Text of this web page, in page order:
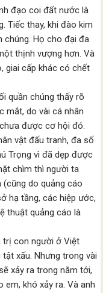
đạo coi đất nước là
Tiếc thay, khi đào kim
chúng. Họ cho đại đa
thịnh vượng hơn. Và
giai cấp khác có chết
quần chúng thấy rõ
mắt, do vài cá nhân
được cơ hội đó.
vật đấu tranh, đa số
Trọng vì đã dẹp được
chìm thì người ta
(cũng do quảng cáo
hạ tầng, các hiệp ước,
thuật quảng cáo là
trị con người ở Việt
xấu. Nhưng trong vài
xảy ra trong năm tới,
em, khó xảy ra. Và anh